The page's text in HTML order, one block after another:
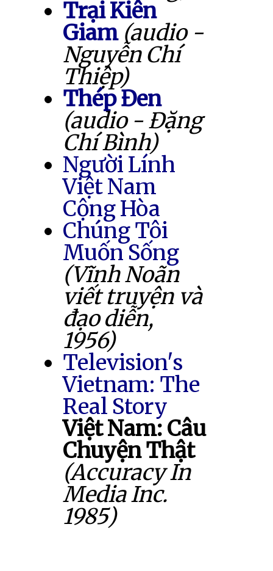
Trại Kiên
Giam (audio -
Nguyễn Chí
Thiệp)
Thép Đen
(audio - Đặng
Chí Bình)
Người Lính
Việt Nam
Cộng Hòa
Chúng Tôi
Muốn Sống
(Vĩnh Noãn
viết truyện và
đạo diễn,
1956)
Television's
Vietnam: The
Real Story
Việt Nam: Câu
Chuyện Thật
(Accuracy In
Media Inc.
1985)